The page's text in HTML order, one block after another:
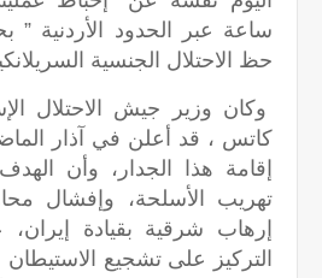
ساعة عبر الحدود الأردنية ”
حظ الاحتلال الجنسية
وكان وزير جيش الاحتلال
كاتس ، قد أعلن في آذار
إقامة هذا الجدار، وأن
تهريب الأسلحة، وإفشال
إرهاب شرقية بقيادة
التركيز على تشجيع